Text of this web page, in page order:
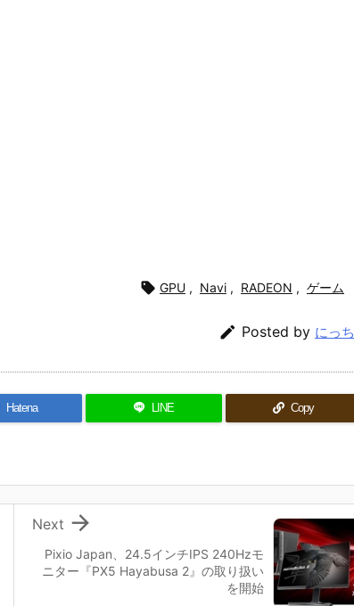
 GPU , Navi , RADEON , ゲーム
 Posted by にっち
Hatena LINE Copy
Pixio Japan、24.5インチIPS 240Hzモ
ニター『PX5 Hayabusa 2』の取り扱い
を開始

Next